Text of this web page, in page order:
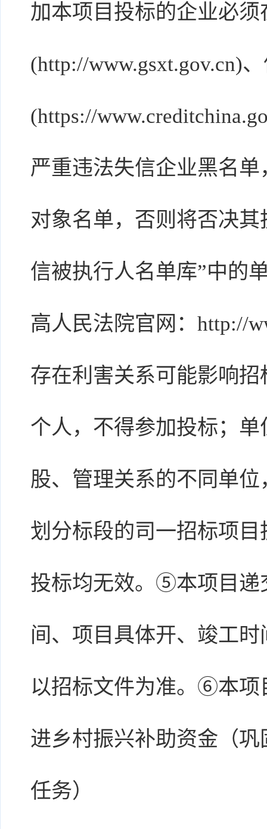
加本项目投标的企业必
(http://www.gsxt.gov.cn)
(https://
严重违法失信企业黑名
对象名单，否则将否决
信被执行人名单库”中的
高人民法院官网：http://
存在利害关系可能影响
个人，不得参加投标；
股、管理关系的不同单
划分标段的司一招标项
投标均无效。⑤本项目递
间、项目具体开、竣工
以招标文件为准。⑥本项
进乡村振兴补助资金（
任务）